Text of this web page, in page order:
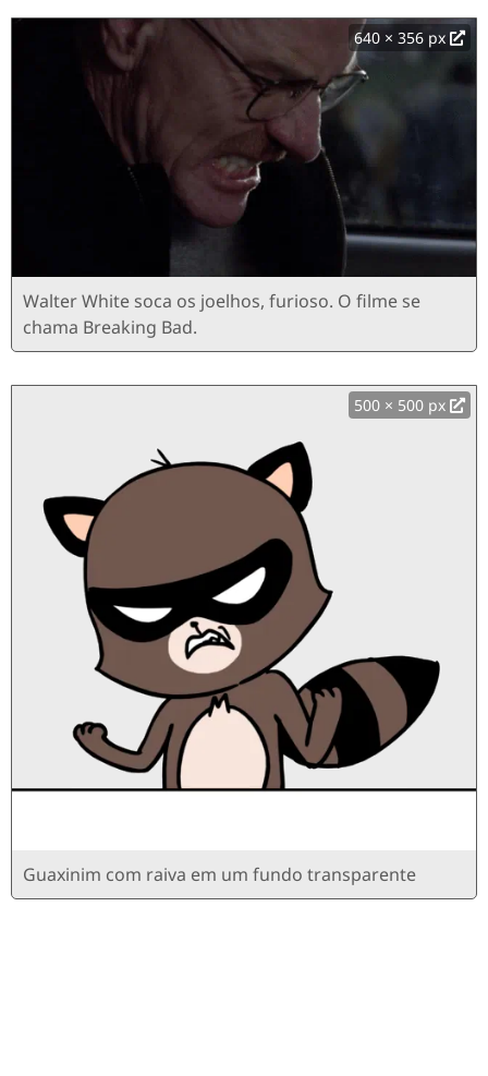
640 × 356 px
Walter White soca os joelhos, furioso. O filme se
chama Breaking Bad.
500 × 500 px
Guaxinim com raiva em um fundo transparente